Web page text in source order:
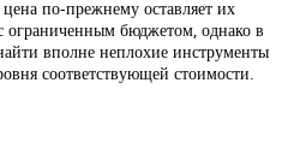
по-прежнему оставляет их
ограниченным бюджетом, однако в
вполне неплохие инструменты
соответствующей стоимости.